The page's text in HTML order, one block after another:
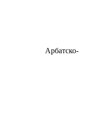
Арбатско-